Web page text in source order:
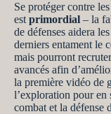
Se protéger contre
est primordial – la
de défenses aidera
derniers entament le
mais pourront
avancés afin
la première vidéo de
l’exploration pour en
combat et la défense